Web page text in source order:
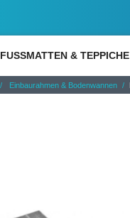
FUSSMATTEN & TEPPICHE
Einbaurahmen & Bodenwannen